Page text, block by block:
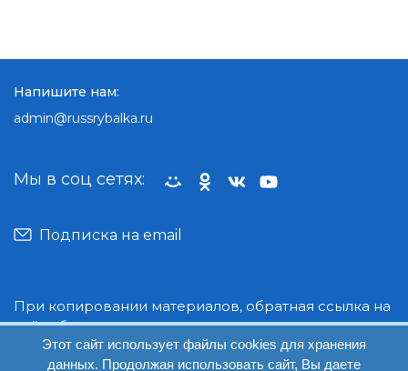
При копировании материалов, обратная ссылка на
сайт обязательна.
© Руссрыбалка: 2018-2026
Мы в соц сетях:
Подписка на email
Напишите нам:
admin@russrybalka.ru
Этот сайт использует файлы cookies для хранения
данных. Продолжая использовать сайт, Вы даете